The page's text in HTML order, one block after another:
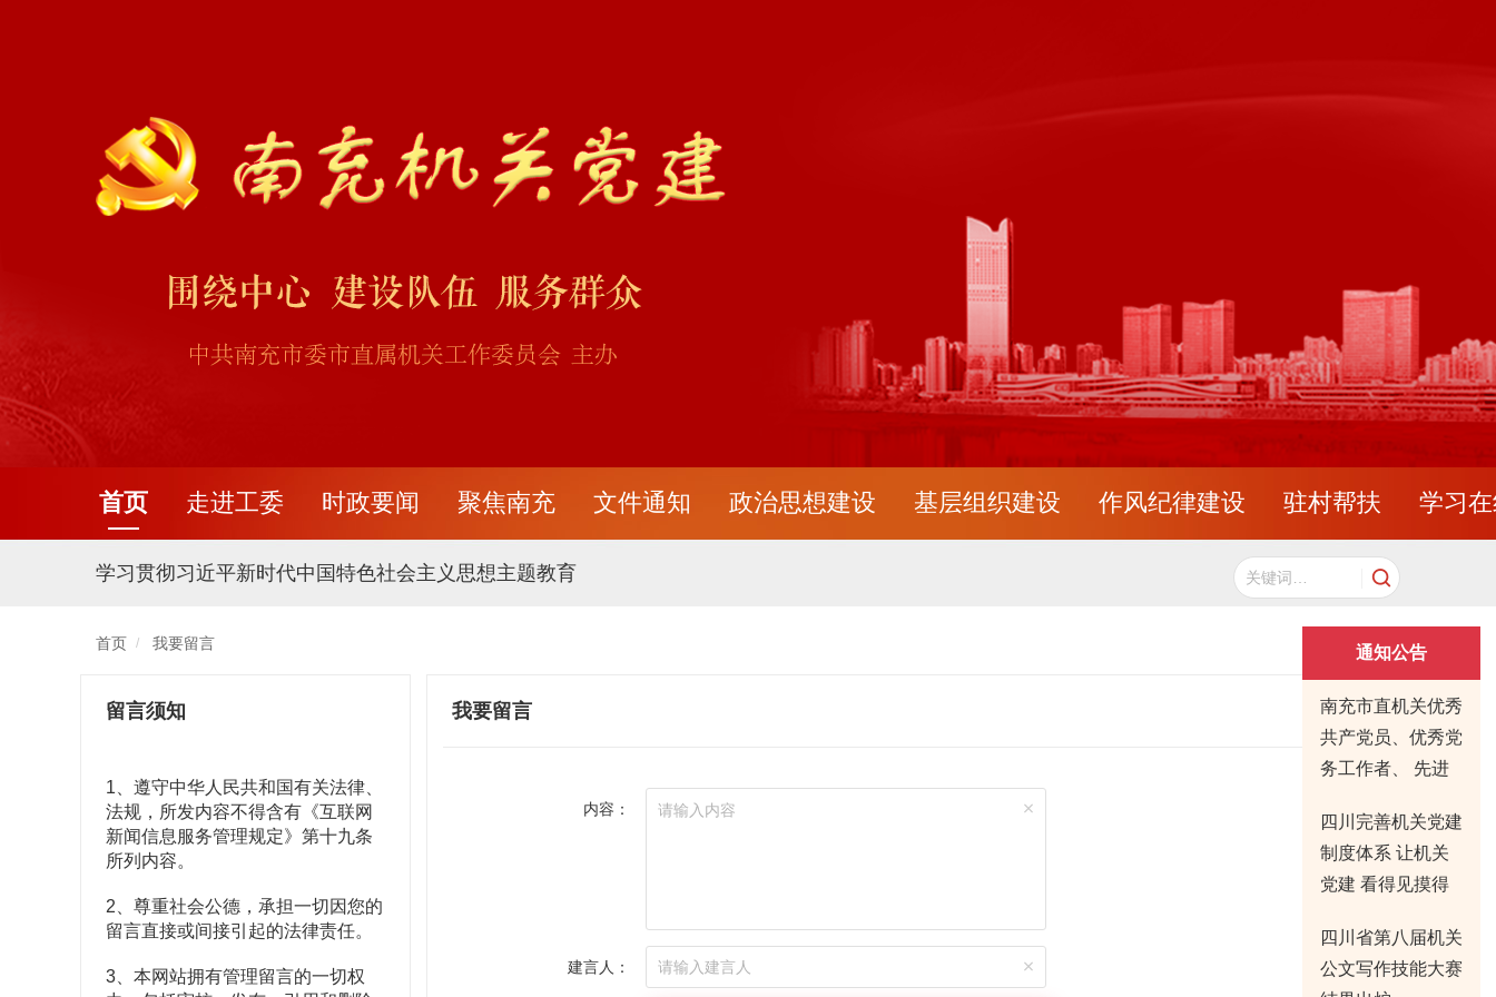
首页 走进工委 时政要闻 聚焦南充 文件通知 政治思想建设 基层组织建设 作风纪律建设 驻村帮扶 学习
学习贯彻习近平新时代中国特色社会主义思想主题教育
首页 / 我要留言
留言须知
1、遵守中华人民共和国有关法律、
法规，所发内容不得含有《互联网
新闻信息服务管理规定》第十九条
所列内容。
2、尊重社会公德，承担一切因您的
留言直接或间接引起的法律责任。
3、本网站拥有管理留言的一切权
我要留言
内容：
建言人：
通知公告
南充市直机关优秀
共产党员、优秀党
务工作者、 先进
对象公示
四川完善机关党建
制度体系 让机关
党建 看得见摸得
四川省第八届机关
公文写作技能大赛